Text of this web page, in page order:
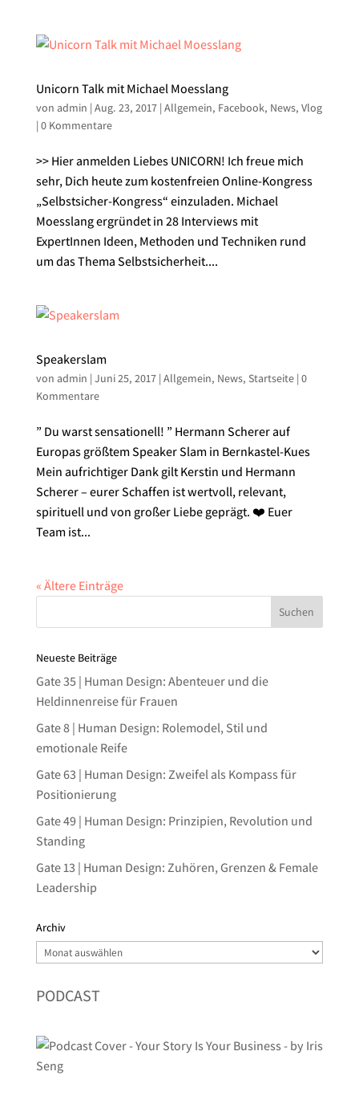
Unicorn Talk mit Michael Moesslang
von admin | Aug. 23, 2017| Allgemein, Facebook, News, Vlog
| 0 Kommentare
>> Hier anmelden Liebes UNICORN! Ich freue mich
sehr, Dich heute zum kostenfreien Online-Kongress
„Selbstsicher-Kongress“ einzuladen. Michael
Moesslang ergründet in 28 Interviews mit
ExpertInnen Ideen, Methoden und Techniken rund
um das Thema Selbstsicherheit....
Speakerslam
von admin | Juni 25, 2017| Allgemein, News, Startseite| 0
Kommentare
” Du warst sensationell! ” Hermann Scherer auf
Europas größtem Speaker Slam in Bernkastel-Kues
Mein aufrichtiger Dank gilt Kerstin und Hermann
Scherer – eurer Schaffen ist wertvoll, relevant,
spirituell und von großer Liebe geprägt. ❤️ Euer
Team ist...
« Ältere Einträge
Neueste Beiträge
Gate 35 | Human Design: Abenteuer und die
Heldinnenreise für Frauen
Gate 8 | Human Design: Rolemodel, Stil und
emotionale Reife
Gate 63 | Human Design: Zweifel als Kompass für
Positionierung
Gate 49 | Human Design: Prinzipien, Revolution und
Standing
Gate 13 | Human Design: Zuhören, Grenzen & Female
Leadership
Archiv
Archiv
PODCAST